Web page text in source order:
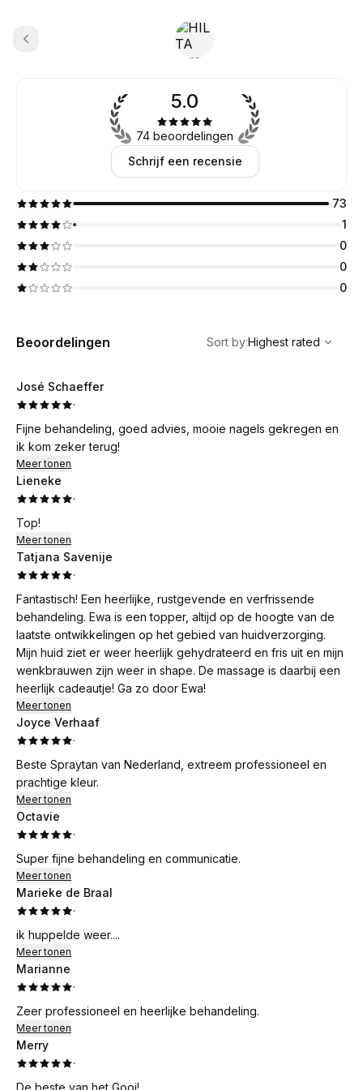
5.0
74 beoordelingen
Schrijf een recensie
73
1
0
0
0
Beoordelingen
Highest rated
Sort by:Highest rated
José Schaeffer
·
Fijne behandeling, goed advies, mooie nagels gekregen en
ik kom zeker terug!
Meer tonen
Lieneke
·
Top!
Meer tonen
Tatjana Savenije
·
Fantastisch! Een heerlijke, rustgevende en verfrissende
behandeling. Ewa is een topper, altijd op de hoogte van de
laatste ontwikkelingen op het gebied van huidverzorging.
Mijn huid ziet er weer heerlijk gehydrateerd en fris uit en mijn
wenkbrauwen zijn weer in shape. De massage is daarbij een
heerlijk cadeautje! Ga zo door Ewa!
Meer tonen
Joyce Verhaaf
·
Beste Spraytan van Nederland, extreem professioneel en
prachtige kleur.
Meer tonen
Octavie
·
Super fijne behandeling en communicatie.
Meer tonen
Marieke de Braal
·
ik huppelde weer....
Meer tonen
Marianne
·
Zeer professioneel en heerlijke behandeling.
Meer tonen
Merry
·
De beste van het Gooi!